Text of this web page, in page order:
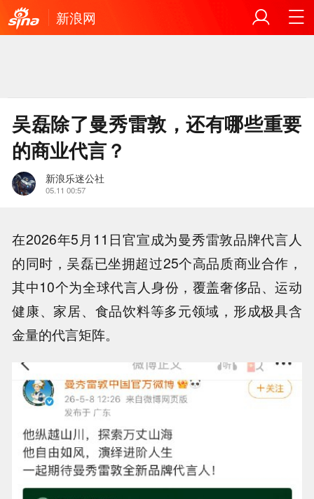
新浪网
吴磊除了曼秀雷敦，还有哪些重要
的商业代言？
新浪乐迷公社
05.11 00:57
在2026年5月11日官宣成为曼秀雷敦品牌代言人
的同时，吴磊已坐拥超过25个高品质商业合作，
其中10个为全球代言人身份，覆盖奢侈品、运动
健康、家居、食品饮料等多元领域，形成极具含
金量的代言矩阵。